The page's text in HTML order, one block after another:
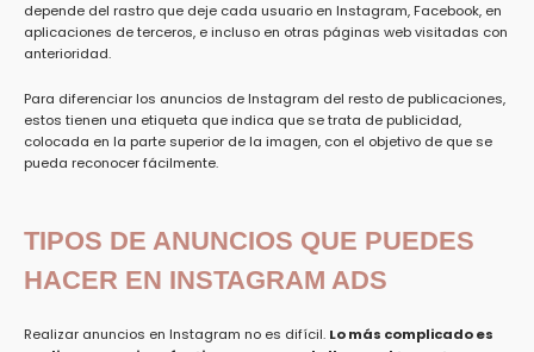
depende del rastro que deje cada usuario en Instagram, Facebook, en
aplicaciones de terceros, e incluso en otras páginas web visitadas con
anterioridad.
Para diferenciar los anuncios de Instagram del resto de publicaciones,
estos tienen una etiqueta que indica que se trata de publicidad,
colocada en la parte superior de la imagen, con el objetivo de que se
pueda reconocer fácilmente.
TIPOS DE ANUNCIOS QUE PUEDES
HACER EN INSTAGRAM ADS
Realizar anuncios en Instagram no es difícil. Lo más complicado es